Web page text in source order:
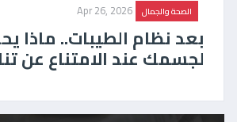
الصحة والجمال Apr 26, 2026
بعد نظام الطيبات.. ماذا
لجسمك عند الامتناع عن